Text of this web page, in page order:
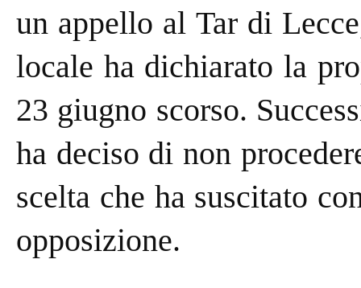
un appello al Tar di
locale ha dichiarato la
23 giugno scorso.
ha deciso di non
scelta che ha suscitato
opposizione.